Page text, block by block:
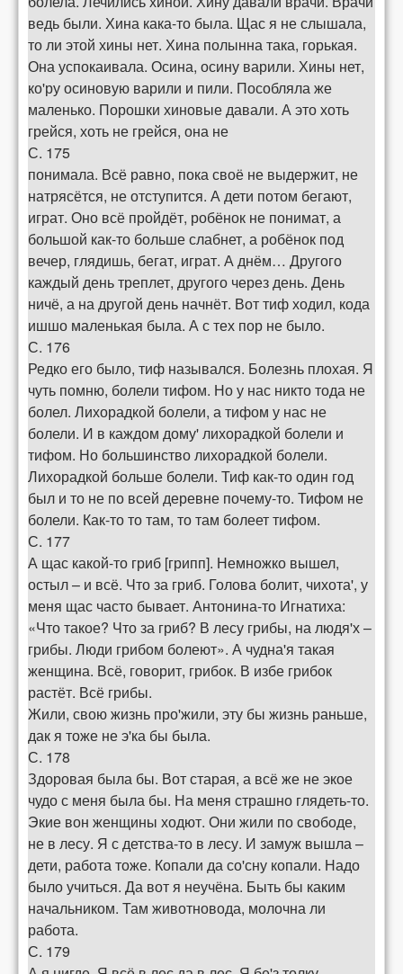
ведь были. Хина кака-то была. Щас я не слышала,
то ли этой хины нет. Хина полынна така, горькая.
Она успокаивала. Осина, осину варили. Хины нет,
ко'ру осиновую варили и пили. Пособляла же
маленько. Порошки хиновые давали. А это хоть
грейся, хоть не грейся, она не
С. 175
понимала. Всё равно, пока своё не выдержит, не
натрясётся, не отступится. А дети потом бегают,
играт. Оно всё пройдёт, робёнок не понимат, а
большой как-то больше слабнет, а робёнок под
вечер, глядишь, бегат, играт. А днём… Другого
каждый день треплет, другого через день. День
ничё, а на другой день начнёт. Вот тиф ходил, кода
ишшо маленькая была. А с тех пор не было.
С. 176
Редко его было, тиф назывался. Болезнь плохая. Я
чуть помню, болели тифом. Но у нас никто тода не
болел. Лихорадкой болели, а тифом у нас не
болели. И в каждом дому' лихорадкой болели и
тифом. Но большинство лихорадкой болели.
Лихорадкой больше болели. Тиф как-то один год
был и то не по всей деревне почему-то. Тифом не
болели. Как-то то там, то там болеет тифом.
С. 177
А щас какой-то гриб [грипп]. Немножко вышел,
остыл – и всё. Что за гриб. Голова болит, чихота', у
меня щас часто бывает. Антонина-то Игнатиха:
«Что такое? Что за гриб? В лесу грибы, на людя'х –
грибы. Люди грибом болеют». А чудна'я такая
женщина. Всё, говорит, грибок. В избе грибок
растёт. Всё грибы.
Жили, свою жизнь про'жили, эту бы жизнь раньше,
дак я тоже не э'ка бы была.
С. 178
Здоровая была бы. Вот старая, а всё же не экое
чудо с меня была бы. На меня страшно глядеть-то.
Экие вон женщины ходют. Они жили по свободе,
не в лесу. Я с детства-то в лесу. И замуж вышла –
дети, работа тоже. Копали да со'сну копали. Надо
было учиться. Да вот я неучёна. Быть бы каким
начальником. Там животновода, молочна ли
работа.
С. 179